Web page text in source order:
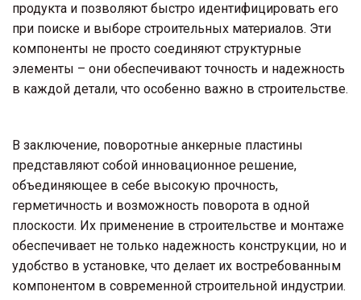
продукта и позволяют быстро идентифицировать его
при поиске и выборе строительных материалов. Эти
компоненты не просто соединяют структурные
элементы – они обеспечивают точность и надежность
в каждой детали, что особенно важно в строительстве.
В заключение, поворотные анкерные пластины
представляют собой инновационное решение,
объединяющее в себе высокую прочность,
герметичность и возможность поворота в одной
плоскости. Их применение в строительстве и монтаже
обеспечивает не только надежность конструкции, но и
удобство в установке, что делает их востребованным
компонентом в современной строительной индустрии.